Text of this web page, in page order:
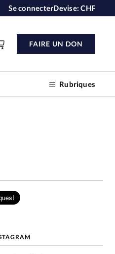
Se connecterDevise:CHF
Rubriques
FAIRE UN DON